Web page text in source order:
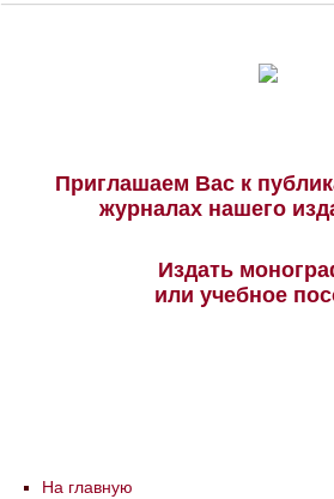
Приглашаем Вас к
журналах нашего
Издать
или учебное
На главную